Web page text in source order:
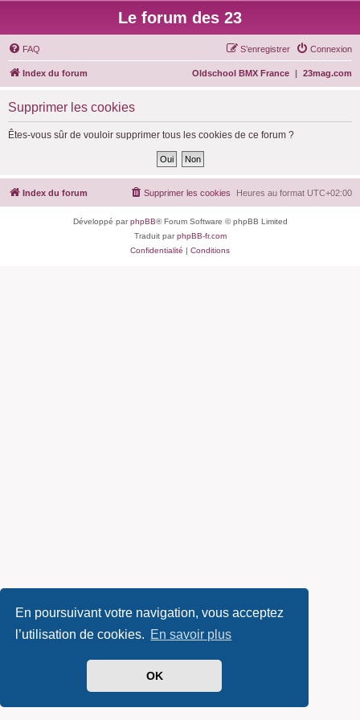
En poursuivant votre navigation, vous acceptez
l’utilisation de cookies. En savoir plus
OK
Le forum des 23
FAQ Connexion
S’enregistrer
Index du forum 23mag.com
|
Oldschool BMX France
Supprimer les cookies
Êtes-vous sûr de vouloir supprimer tous les cookies de ce forum ?
Index du forum Heures au format UTC+02:00
Supprimer les cookies
Développé parphpBB® Forum Software © phpBB Limited
Traduit parphpBB-fr.com
Confidentialité | Conditions